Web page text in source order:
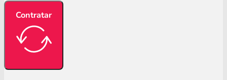
Contratar